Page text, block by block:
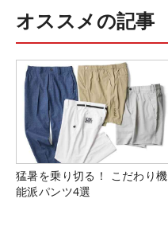
オススメの記事
猛暑を乗り切る！ こだわり機
能派パンツ4選